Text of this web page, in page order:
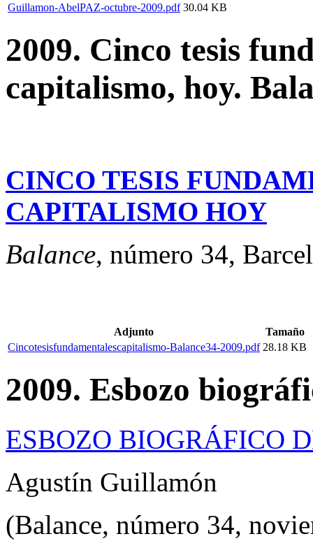
Guillamon-AbelPAZ-octubre-2009.pdf 30.04 KB
2009. Cinco tesis
capitalismo, hoy.
CINCO TESIS
CAPITALISMO HOY
Balance, número 34,
Adjunto
Tamaño
Cincotesisfundamentalescapitalismo-Balance34-2009.pdf 28.18 KB
2009. Esbozo
ESBOZO BIOGRÁFICO
Agustín Guillamón
(Balance, número 34,